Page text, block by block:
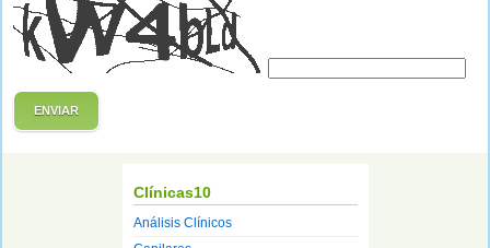
ENVIAR
Clínicas10
Análisis Clínicos